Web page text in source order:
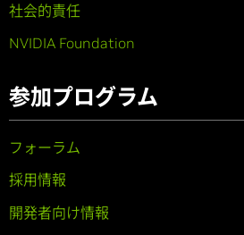
社会的責任
NVIDIA Foundation
参加プログラム
フォーラム
採用情報
開発者向け情報